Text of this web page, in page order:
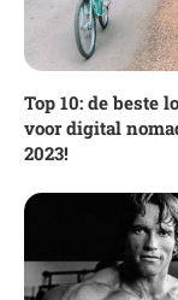
Top 10: de beste
voor digital
2023!